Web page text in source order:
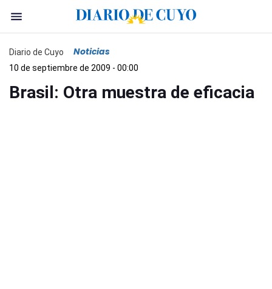
Diario de Cuyo Noticias
10 de septiembre de 2009 - 00:00
Brasil: Otra muestra de eficacia